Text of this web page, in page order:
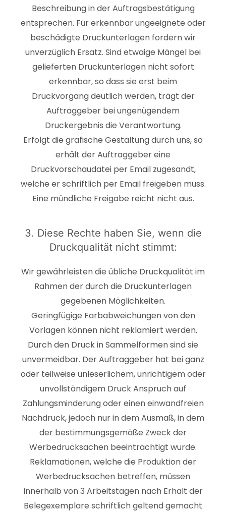
Beschreibung in der Auftragsbestätigung
entsprechen. Für erkennbar ungeeignete oder
beschädigte Druckunterlagen fordern wir
unverzüglich Ersatz. Sind etwaige Mängel bei
gelieferten Druckunterlagen nicht sofort
erkennbar, so dass sie erst beim
Druckvorgang deutlich werden, trägt der
Auftraggeber bei ungenügendem
Druckergebnis die Verantwortung.
Erfolgt die grafische Gestaltung durch uns, so
erhält der Auftraggeber eine
Druckvorschaudatei per Email zugesandt,
welche er schriftlich per Email freigeben muss.
Eine mündliche Freigabe reicht nicht aus.
3. Diese Rechte haben Sie, wenn die
Druckqualität nicht stimmt:
Wir gewährleisten die übliche Druckqualität im
Rahmen der durch die Druckunterlagen
gegebenen Möglichkeiten.
Geringfügige Farbabweichungen von den
Vorlagen können nicht reklamiert werden.
Durch den Druck in Sammelformen sind sie
unvermeidbar. Der Auftraggeber hat bei ganz
oder teilweise unleserlichem, unrichtigem oder
unvollständigem Druck Anspruch auf
Zahlungsminderung oder einen einwandfreien
Nachdruck, jedoch nur in dem Ausmaß, in dem
der bestimmungsgemäße Zweck der
Werbedrucksachen beeinträchtigt wurde.
Reklamationen, welche die Produktion der
Werbedrucksachen betreffen, müssen
innerhalb von 3 Arbeitstagen nach Erhalt der
Belegexemplare schriftlich geltend gemacht